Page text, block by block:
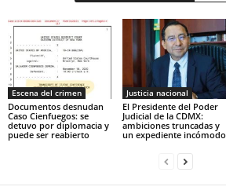
Escena del crimen
Documentos desnudan
Caso Cienfuegos: se
detuvo por diplomacia y
puede ser reabierto
Justicia nacional
El Presidente del Poder
Judicial de la CDMX:
ambiciones truncadas y
un expediente incómodo